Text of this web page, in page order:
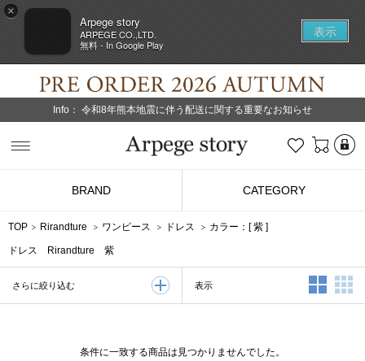
×
Arpege story
ARPEGE CO.,LTD.
無料 - In Google Play
表示
Info： 令和8年熊本地震に伴う配送に関する重要なお知らせ
お気に入り
BRAND CATEGORY
TOP Rirandture ワンピース ドレス カラー：[紫 ]
ドレス Rirandture 紫
さらに絞り込む 表示 2列表示
条件に一致する商品は見つかりませんでした。